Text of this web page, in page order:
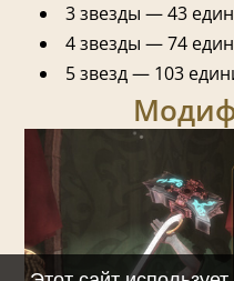
3 звезды — 43
4 звезды — 74
5 звезд — 103